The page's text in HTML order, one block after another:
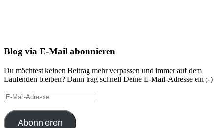
Blog via E-Mail abonnieren
Du möchtest keinen Beitrag mehr verpassen und immer auf dem
Laufenden bleiben? Dann trag schnell Deine E-Mail-Adresse ein ;-)
E-
Mail-
Adresse
Abonnieren